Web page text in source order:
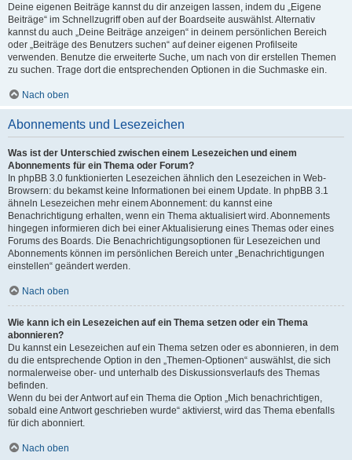
Deine eigenen Beiträge kannst du dir anzeigen lassen, indem du „Eigene
Beiträge“ im Schnellzugriff oben auf der Boardseite auswählst. Alternativ
kannst du auch „Deine Beiträge anzeigen“ in deinem persönlichen Bereich
oder „Beiträge des Benutzers suchen“ auf deiner eigenen Profilseite
verwenden. Benutze die erweiterte Suche, um nach von dir erstellen Themen
zu suchen. Trage dort die entsprechenden Optionen in die Suchmaske ein.
Nach oben
Abonnements und Lesezeichen
Was ist der Unterschied zwischen einem Lesezeichen und einem
Abonnements für ein Thema oder Forum?
In phpBB 3.0 funktionierten Lesezeichen ähnlich den Lesezeichen in Web-
Browsern: du bekamst keine Informationen bei einem Update. In phpBB 3.1
ähneln Lesezeichen mehr einem Abonnement: du kannst eine
Benachrichtigung erhalten, wenn ein Thema aktualisiert wird. Abonnements
hingegen informieren dich bei einer Aktualisierung eines Themas oder eines
Forums des Boards. Die Benachrichtigungsoptionen für Lesezeichen und
Abonnements können im persönlichen Bereich unter „Benachrichtigungen
einstellen“ geändert werden.
Nach oben
Wie kann ich ein Lesezeichen auf ein Thema setzen oder ein Thema
abonnieren?
Du kannst ein Lesezeichen auf ein Thema setzen oder es abonnieren, in dem
du die entsprechende Option in den „Themen-Optionen“ auswählst, die sich
normalerweise ober- und unterhalb des Diskussionsverlaufs des Themas
befinden.
Wenn du bei der Antwort auf ein Thema die Option „Mich benachrichtigen,
sobald eine Antwort geschrieben wurde“ aktivierst, wird das Thema ebenfalls
für dich abonniert.
Nach oben